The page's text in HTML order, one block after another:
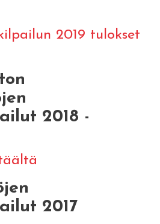
2019 tulokset
2018 -
2017